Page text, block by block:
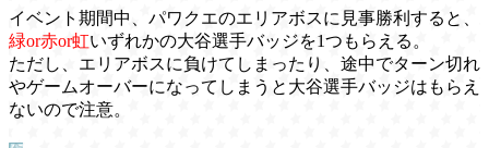
イベント期間中、パワクエのエリアボスに見事勝利すると、
緑or赤or虹いずれかの大谷選手バッジを1つもらえる。
ただし、エリアボスに負けてしまったり、途中でターン切れ
やゲームオーバーになってしまうと大谷選手バッジはもらえ
ないので注意。